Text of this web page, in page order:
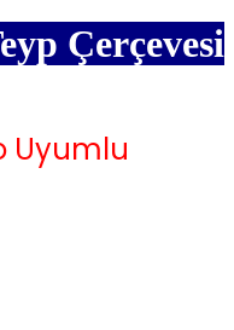
Çerçevesi
Uyumlu